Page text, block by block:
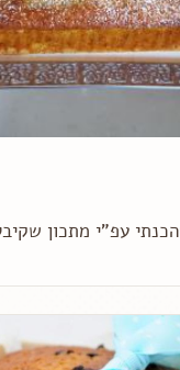
עפ"י מתכון